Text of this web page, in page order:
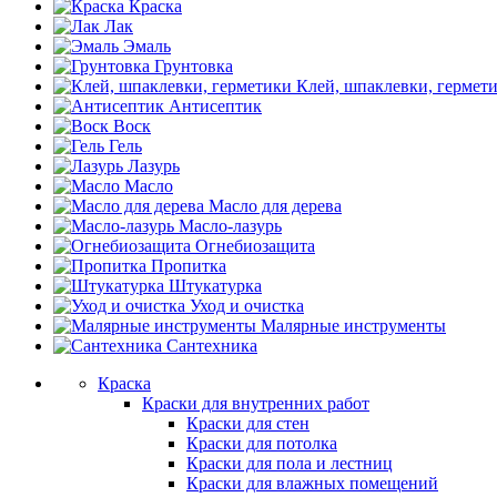
Краска
Лак
Эмаль
Грунтовка
Клей, шпаклевки,
Антисептик
Воск
Гель
Лазурь
Масло
Масло для дерева
Масло-лазурь
Огнебиозащита
Пропитка
Штукатурка
Уход и очистка
Малярные инструменты
Сантехника
Краска
Краски для внутренних работ
Краски для стен
Краски для потолка
Краски для пола и лестниц
Краски для влажных помещений